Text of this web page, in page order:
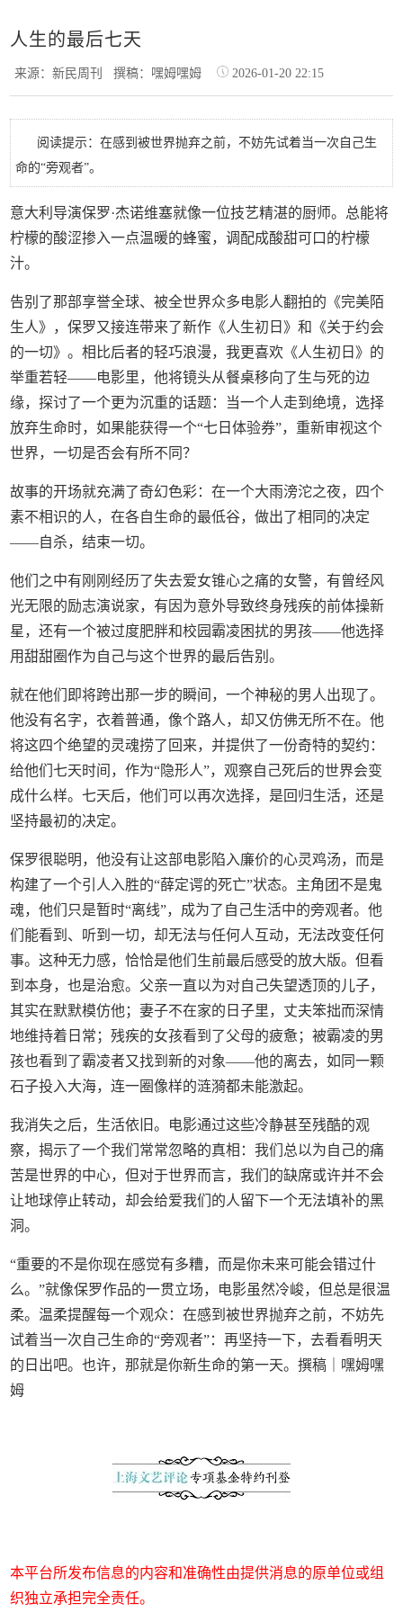
人生的最后七天
来源：新民周刊撰稿：嘿姆嘿姆 2026-01-20 22:15
阅读提示：在感到被世界抛弃之前，不妨先试着当一次自己生
命的“旁观者”。
意大利导演保罗·杰诺维塞就像一位技艺精湛的厨师。总能将
柠檬的酸涩掺入一点温暖的蜂蜜，调配成酸甜可口的柠檬
汁。
告别了那部享誉全球、被全世界众多电影人翻拍的《完美陌
生人》，保罗又接连带来了新作《人生初日》和《关于约会
的一切》。相比后者的轻巧浪漫，我更喜欢《人生初日》的
举重若轻——电影里，他将镜头从餐桌移向了生与死的边
缘，探讨了一个更为沉重的话题：当一个人走到绝境，选择
放弃生命时，如果能获得一个“七日体验券”，重新审视这个
世界，一切是否会有所不同？
故事的开场就充满了奇幻色彩：在一个大雨滂沱之夜，四个
素不相识的人，在各自生命的最低谷，做出了相同的决定
——自杀，结束一切。
他们之中有刚刚经历了失去爱女锥心之痛的女警，有曾经风
光无限的励志演说家，有因为意外导致终身残疾的前体操新
星，还有一个被过度肥胖和校园霸凌困扰的男孩——他选择
用甜甜圈作为自己与这个世界的最后告别。
就在他们即将跨出那一步的瞬间，一个神秘的男人出现了。
他没有名字，衣着普通，像个路人，却又仿佛无所不在。他
将这四个绝望的灵魂捞了回来，并提供了一份奇特的契约：
给他们七天时间，作为“隐形人”，观察自己死后的世界会变
成什么样。七天后，他们可以再次选择，是回归生活，还是
坚持最初的决定。
保罗很聪明，他没有让这部电影陷入廉价的心灵鸡汤，而是
构建了一个引人入胜的“薛定谔的死亡”状态。主角团不是鬼
魂，他们只是暂时“离线”，成为了自己生活中的旁观者。他
们能看到、听到一切，却无法与任何人互动，无法改变任何
事。这种无力感，恰恰是他们生前最后感受的放大版。但看
到本身，也是治愈。父亲一直以为对自己失望透顶的儿子，
其实在默默模仿他；妻子不在家的日子里，丈夫笨拙而深情
地维持着日常；残疾的女孩看到了父母的疲惫；被霸凌的男
孩也看到了霸凌者又找到新的对象——他的离去，如同一颗
石子投入大海，连一圈像样的涟漪都未能激起。
我消失之后，生活依旧。电影通过这些冷静甚至残酷的观
察，揭示了一个我们常常忽略的真相：我们总以为自己的痛
苦是世界的中心，但对于世界而言，我们的缺席或许并不会
让地球停止转动，却会给爱我们的人留下一个无法填补的黑
洞。
“重要的不是你现在感觉有多糟，而是你未来可能会错过什
么。”就像保罗作品的一贯立场，电影虽然冷峻，但总是很温
柔。温柔提醒每一个观众：在感到被世界抛弃之前，不妨先
试着当一次自己生命的“旁观者”：再坚持一下，去看看明天
的日出吧。也许，那就是你新生命的第一天。撰稿｜嘿姆嘿
姆
本平台所发布信息的内容和准确性由提供消息的原单位或组
织独立承担完全责任。